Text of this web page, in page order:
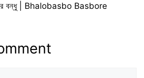
রে বন্ধু | Bhalobasbo Basbore